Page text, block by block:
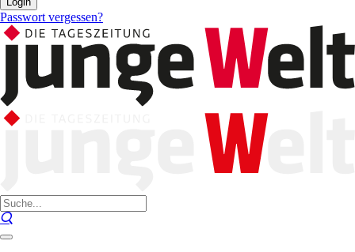
Passwort vergessen?